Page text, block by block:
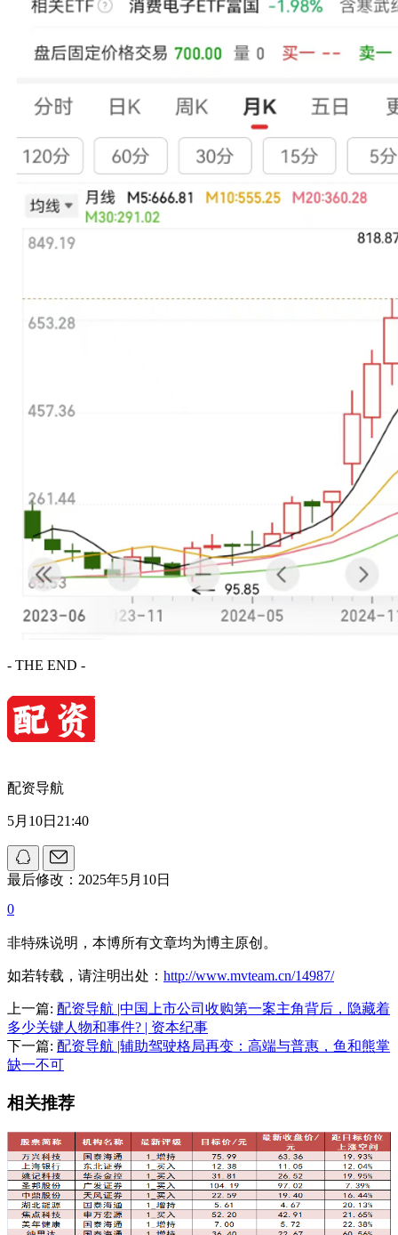
- THE END -
配资导航
5月10日21:40
最后修改：2025年5月10日
0
非特殊说明，本博所有文章均为博主原创。
如若转载，请注明出处： http://www.mvteam.cn/14987/
上一篇: 配资导航 |中国上市公司收购第一案主角背后，隐藏着
多少关键人物和事件? | 资本纪事
下一篇: 配资导航 |辅助驾驶格局再变：高端与普惠，鱼和熊掌
缺一不可
相关推荐